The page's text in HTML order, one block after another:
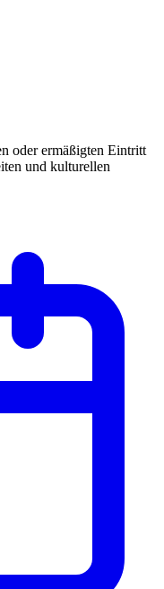
oder ermäßigten Eintritt
und kulturellen